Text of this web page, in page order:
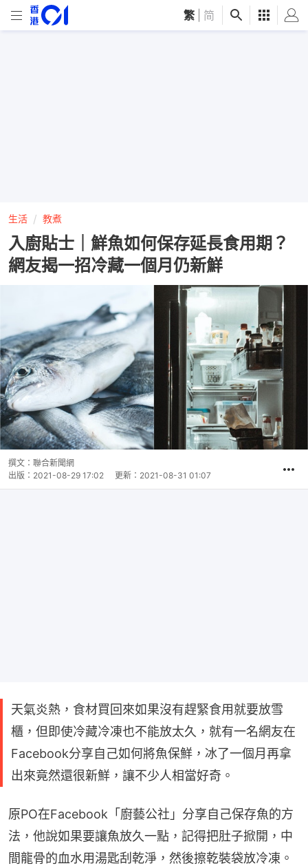
繁 简
生活 教煮
入廚貼士｜鮮魚如何保存延長食用期？
網友揭一招冷藏一個月仍新鮮
撰文： 聯合新聞網
出版： 2021-08-29 17:02 更新： 2021-08-31 01:07
天氣炎熱，食材買回來如果沒有趕緊食用就要放雪
櫃，但即使冷藏冷凍也不能放太久，就有一名網友在
Facebook分享自己如何將魚保鮮，冰了一個月再拿
出來竟然還很新鮮，讓不少人相當好奇。
原PO在Facebook「廚藝公社」分享自己保存魚的方
法，他說如果要讓魚放久一點，記得把肚子掀開，中
間龍骨的血水用湯匙刮乾淨，然後擦乾裝袋放冷凍。